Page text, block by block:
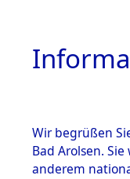
Wir begrüßen
Bad Arolsen.
anderem